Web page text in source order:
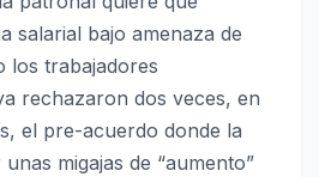
salarial bajo amenaza de
los trabajadores
rechazaron dos veces, en
el pre-acuerdo donde la
migajas de “aumento”